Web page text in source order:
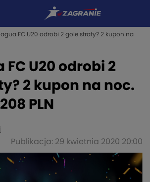
FC U20 odrobi 2 gole straty? 2 kupon na
FC U20 odrobi 2
2 kupon na noc.
PLN
Publikacja: 29 kwietnia 2020 20:00